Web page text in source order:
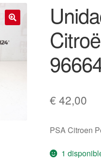
€ 42,00
PSA Citroen
1